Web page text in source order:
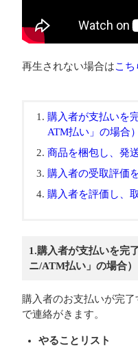
再生されない場合はこち
購入者が支払いを
ATM払い」の場合）
商品を梱包し、発
購入者の受取評価
購入者を評価し、
1.購入者が支払いを完
ニ/ATM払い」の場合）
購入者のお支払いが完
で連絡がきます。
やることリスト